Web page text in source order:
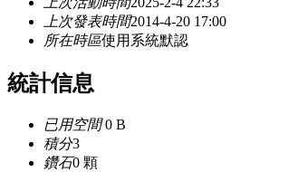
上次發表時間2014-4-20 17:00
所在時區使用系統默認
統計信息
已用空間0 B
積分3
鑽石0 顆